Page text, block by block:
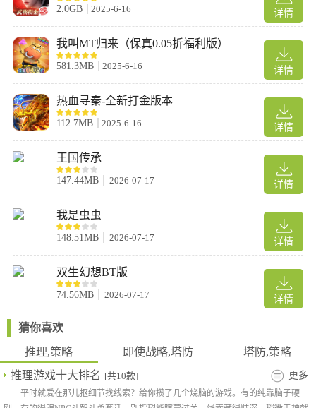
2、佛系挂机策略制胜：内置离线挂机玩法，离线也能稳定获取收
益，省去长时间在线操作;融合放置策略与肉鸽随机奇遇机制，每一
次冒险探索都充满全新趣味。
3、多元玩法热血狂欢：拥有关卡冒险、硬核副本挑战、多人竞技
对决等丰富内容，搭配各类 PVE 副本与休闲娱乐玩法，兼顾热血
4、百变肉鸽趣味翻倍：依托随机战局机制打造多变冒险旅程，每
轮冒险体验截然不同，结合休闲解压玩法，沉浸式探索魔幻秘境，
全程玩法不重复。
游戏亮点
1、离线挂机福利十足，随时自动累积丰厚资源，大幅降低养成负
2、策略深度十足，注重玩家阵容排布搭配，随机技能可选需合理
规划，自主抉择角色进化发展方向。
3、海量怪物组团来袭，灵活搭配阵容与技能组合，战斗特效炫酷
炸裂，畅享爽快割草式打怪体验。
游戏优势
松打造专属个性化战斗小队。
2、全自动离线挂机收益模式，无需熬夜肝游戏，依靠阵容策略搭
配即可轻松通关取胜。
3、独创肉鸽随机机制，冒险途中奇遇不断，每一次探索都能收获
全新玩法体验。
详情
2.0GB 2025-6-16
详情
我叫MT归来（保真0.05折福利版）
581.3MB 2025-6-16
详情
热血寻秦-全新打金版本
112.7MB 2025-6-16
详情
王国传承
147.44MB 2026-07-17
详情
我是虫虫
148.51MB 2026-07-17
详情
双生幻想BT版
74.56MB 2026-07-17
猜你喜欢
推理,策略
即使战略,塔防
塔防,策略
推理游戏十大排名 [共10款] 更多
平时就爱在那儿抠细节找线索？给你攒了几个烧脑的游戏。有的纯靠脑子硬